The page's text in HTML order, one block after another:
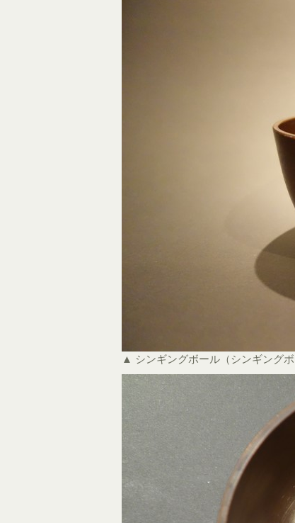
▲ シンギングボール（シンギング